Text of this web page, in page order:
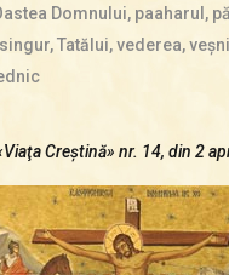
Contact
Domnului, paaharul,
singur,Tatălui,vederea,
Creştină» nr. 14, din 2